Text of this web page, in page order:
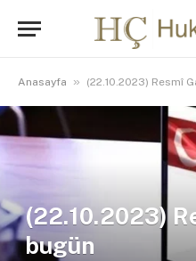
Anasayfa » (22.10.2023) Resmî
(22.10.2023)
bugün